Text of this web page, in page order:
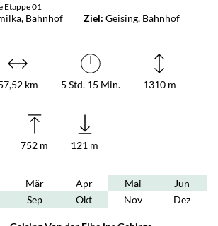
Etappe 01
Bahnhof Ziel: Geising, Bahnhof
km 5 Std. 15 Min. 1310 m
752 m 121 m
Mär Apr Mai
Jun
Sep Okt Nov Dez